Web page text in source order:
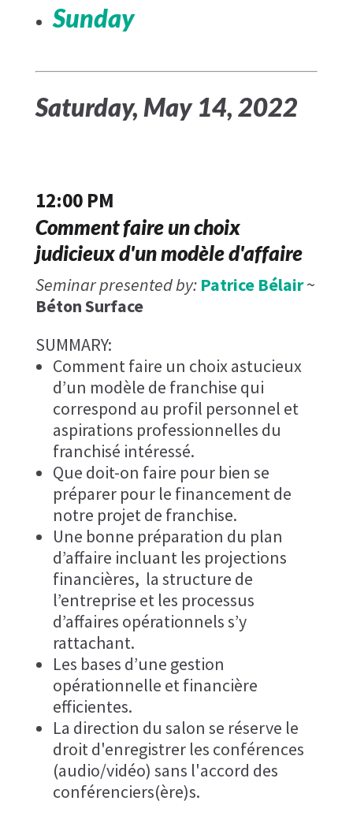
Sunday
Saturday, May 14, 2022
12:00 PM
Comment faire un choix
judicieux d'un modèle d'affaire
Seminar presented by: Patrice Bélair~
Béton Surface
SUMMARY:
Comment faire un choix astucieux
d’un modèle de franchise qui
correspond au profil personnel et
aspirations professionnelles du
franchisé intéressé.
Que doit-on faire pour bien se
préparer pour le financement de
notre projet de franchise.
Une bonne préparation du plan
d’affaire incluant les projections
financières, la structure de
l’entreprise et les processus
d’affaires opérationnels s’y
rattachant.
Les bases d’une gestion
opérationnelle et financière
efficientes.
La direction du salon se réserve le
droit d'enregistrer les conférences
(audio/vidéo) sans l'accord des
conférenciers(ère)s.